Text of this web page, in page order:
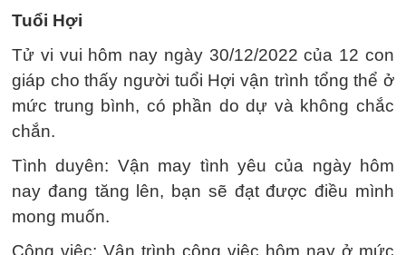
Tuổi Hợi
Tử vi vui hôm nay ngày 30/12/2022 của 12 con
giáp cho thấy người tuổi Hợi vận trình tổng thể ở
mức trung bình, có phần do dự và không chắc
chắn.
Tình duyên: Vận may tình yêu của ngày hôm
nay đang tăng lên, bạn sẽ đạt được điều mình
mong muốn.
Công việc: Vận trình công việc hôm nay ở mức